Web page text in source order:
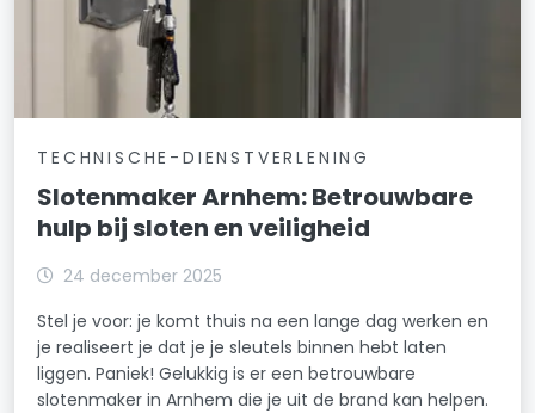
TECHNISCHE-DIENSTVERLENING
Slotenmaker Arnhem: Betrouwbare
hulp bij sloten en veiligheid
24 december 2025
Stel je voor: je komt thuis na een lange dag werken en
je realiseert je dat je je sleutels binnen hebt laten
liggen. Paniek! Gelukkig is er een betrouwbare
slotenmaker in Arnhem die je uit de brand kan helpen.